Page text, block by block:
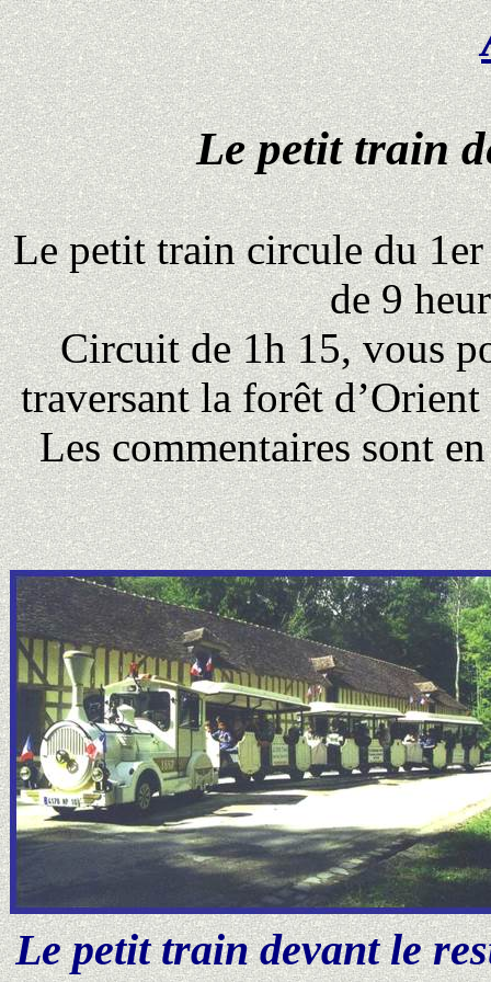
Le petit train
Le petit train circule du
de 9
Circuit de 1h 15, vous
traversant la forêt
Les commentaires sont
Le petit train devant le